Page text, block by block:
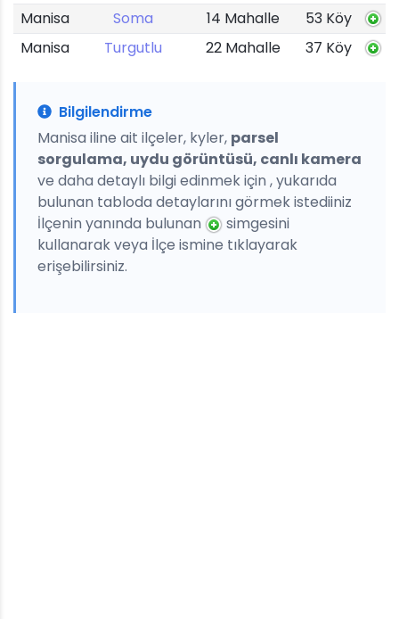
Manisa
Soma 14 Mahalle
53 Köy
Manisa
Turgutlu 22 Mahalle 37 Köy
Bilgilendirme
Manisa iline ait ilçeler, kyler, parsel
sorgulama, uydu görüntüsü, canlı kamera
ve daha detaylı bilgi edinmek için , yukarıda
bulunan tabloda detaylarını görmek istediiniz
İlçenin yanında bulunan
simgesini
kullanarak veya İlçe ismine tıklayarak
erişebilirsiniz.